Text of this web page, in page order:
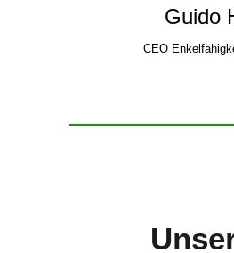
Guido
CEO